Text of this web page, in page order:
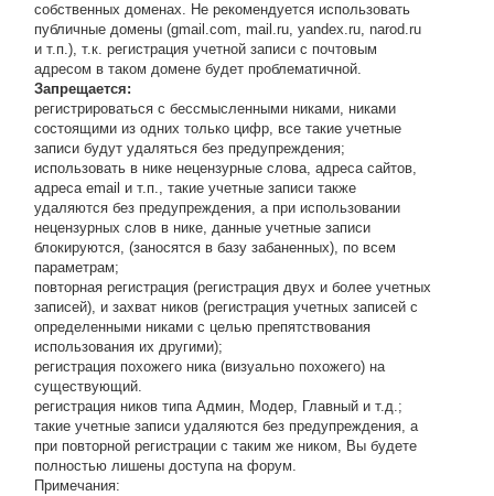
собственных доменах. Не рекомендуется использовать
публичные домены (gmail.com, mail.ru, yandex.ru, narod.ru
и т.п.), т.к. регистрация учетной записи с почтовым
адресом в таком домене будет проблематичной.
Запрещается:
регистрироваться с бессмысленными никами, никами
состоящими из одних только цифр, все такие учетные
записи будут удаляться без предупреждения;
использовать в нике нецензурные слова, адреса сайтов,
адреса email и т.п., такие учетные записи также
удаляются без предупреждения, а при использовании
нецензурных слов в нике, данные учетные записи
блокируются, (заносятся в базу забаненных), по всем
параметрам;
повторная регистрация (регистрация двух и более учетных
записей), и захват ников (регистрация учетных записей с
определенными никами с целью препятствования
использования их другими);
регистрация похожего ника (визуально похожего) на
существующий.
регистрация ников типа Админ, Модер, Главный и т.д.;
такие учетные записи удаляются без предупреждения, а
при повторной регистрации с таким же ником, Вы будете
полностью лишены доступа на форум.
Примечания: